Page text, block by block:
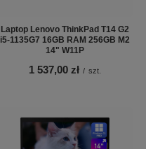
Laptop Lenovo ThinkPad T14 G2
i5-1135G7 16GB RAM 256GB M2
14" W11P
1 537,00 zł / szt.